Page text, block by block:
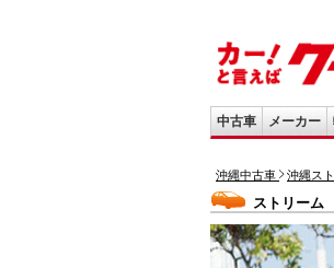
中古車 メーカー
沖縄中古車 沖縄ス
ストリーム